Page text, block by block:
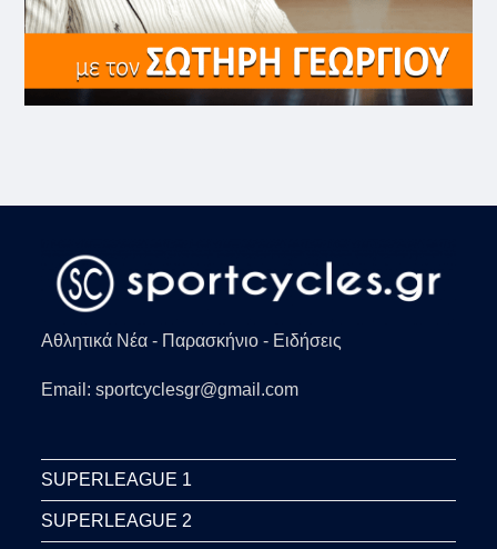
Αθλητικά Νέα - Παρασκήνιο - Ειδήσεις
Email: sportcyclesgr@gmail.com
SUPERLEAGUE 1
SUPERLEAGUE 2